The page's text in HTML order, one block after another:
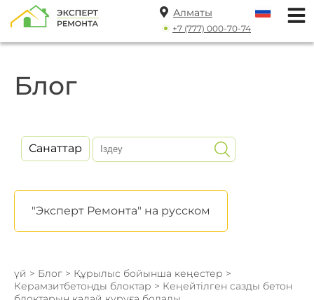
Алматы
+7 (777) 000-70-74
Блог
Санаттар
"Эксперт Ремонта" на русском
үй > Блог > Құрылыс бойынша кеңестер >
Керамзитбетонды блоктар > Кеңейтілген сазды бетон